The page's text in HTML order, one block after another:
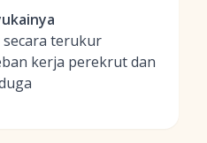
terukur
kerja perekrut dan